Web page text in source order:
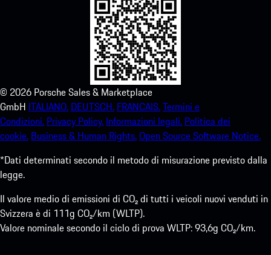
© 2026 Porsche Sales & Marketplace
GmbH ITALIANO. DEUTSCH. FRANCAIS.Termini e
Condizioni. Privacy Policy. Informazioni legali. Politica dei
cookie. Business & Human Rights.Open Source Software Notice.
*Dati determinati secondo il metodo di misurazione previsto dalla
legge.
Il valore medio di emissioni di CO₂ di tutti i veicoli nuovi venduti in
Svizzera è di 111g CO₂/km (WLTP).
Valore nominale secondo il ciclo di prova WLTP: 93,6g CO₂/km.